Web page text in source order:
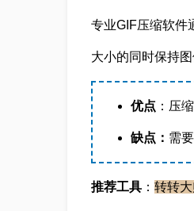
专业GIF压缩软件
大小的同时保持图
优点 ：压
缺点： 需
推荐工具： 转转